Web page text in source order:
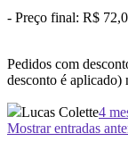
-
Pedidos com
desconto é
Lucas Colette4
Mostrar entradas